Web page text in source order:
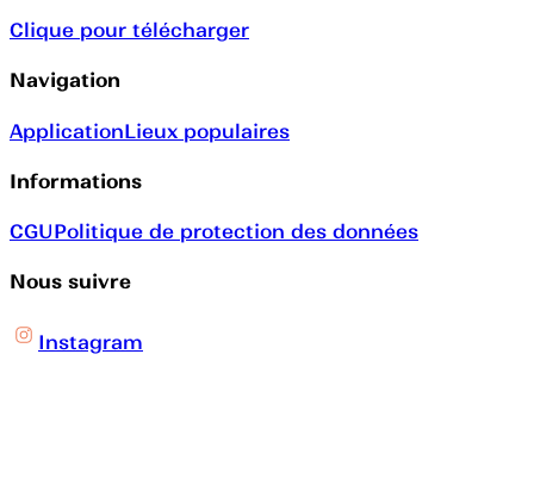
Clique pour télécharger
Navigation
ApplicationLieux populaires
Informations
CGUPolitique de protection des données
Nous suivre
Instagram